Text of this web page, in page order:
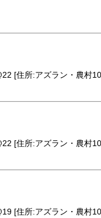
[住所:アズラン・農村
[住所:アズラン・農村
[住所:アズラン・農村